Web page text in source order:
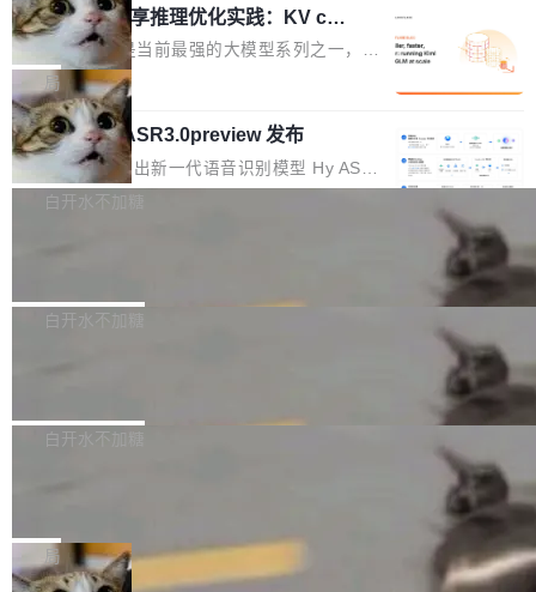
件之中，形成高度复杂的知识关联网络。传统的
代码检索手段（如关键词匹配、目录遍历）仅能
在语法层面完成文本定位，难以触及代码的语义
内涵与结构关联，导致开发者使用代码智能体在
理解大规模代码仓时面临显著"代码仓理解"瓶
颈。 代码仓深度理解服务（以下简称" CodeBas
e深度理解服务"）是华为云码道（CodeA...
数据。 王某2024年1月入职东城区某科技公司AI
短剧部门，有互联网大厂背景。在公司内部架构
调整期间，部门三次通知全员将数据从A集群迁
移到B集群，王某都回复了"收到"。 他没有迁移
数据。2024年9月3日下午4点，他使用此前登录
的账号密码进入A集群，输入了一条被程序员圈
称为"删库跑路"的命令——最高管理员权限、无
自研的多个文生3D和...
Cloudflare 分享推理优化实践：KV ca
che 量化 + 权重压缩，吞吐量提升 4
1%，成本降 30%
Kimi 和 GLM 是当前最强的大模型系列之一，但
它们有一个共同的问题：太吃显存了。月之暗面
的 Kimi K 系列和智谱的 GLM 都是长上下文、M
oE 架构的大模型，好用到让人上瘾，但 GPU 显
存永远不够用。 Cloudflare 的 Workers AI 团队
一直在跑这些模型的推理。他们在官方博客上发
整性保护。效果是：吞吐量提升 41%，每 token
局
腾讯混元 Hy ASR3.0preview 发布
腾讯混元正式推出新一代语音识别模型 Hy ASR
3.0preview。基于最新一代大语言模型 Hy3 的
让语音识别不再只是听清，而是真正听懂。通过
w 不要求标准普通话，方言识别覆盖粤语、吴语
白开水不加糖
新和少量网页兼容性修复版本。 Changes/fixe
容提供的字体时出现的几个问题 为避免音频加
质的最低采样率）的音频格式将被拒绝 修复了 C
SS 圆角虚线样式中可能存在的问题 如果表单中
白开水不加糖
发布的 Release Notes，他利用 AI 工具（如 Co
最强的若干项。对于尚未正式发版的 PG 19，则
通过拉取过去一年内（从 PG 18 Beta1 时间点
白开水不加糖
维护工作一直与我的日常工作、家务、社交生活
和休闲娱乐竞争时间。" 这是 libexpat 维护者 S
局